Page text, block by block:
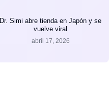
Dr. Simi abre tienda en Japón y se
vuelve viral
abril 17, 2026